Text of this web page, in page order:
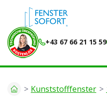
+43 67 66 21 15 59
Kunststofffenster